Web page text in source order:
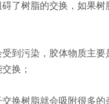
了树脂的交换，如果树
到污染，胶体物质主
换；
换树脂就会吸附很多